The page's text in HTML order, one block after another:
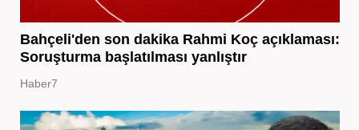
Bahçeli'den son dakika Rahmi Koç açıklaması:
Soruşturma başlatılması yanlıştır
Haber7